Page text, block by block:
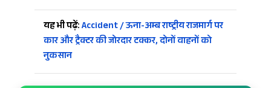
यह भी पढ़ें:Accident / ऊना-अम्ब राष्ट्रीय राजमार्ग पर
कार और ट्रैक्टर की जोरदार टक्कर, दोनों वाहनों को
नुकसान